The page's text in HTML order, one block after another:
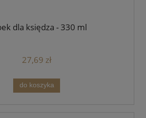
dla księdza - 330 ml
27,69 zł
do koszyka